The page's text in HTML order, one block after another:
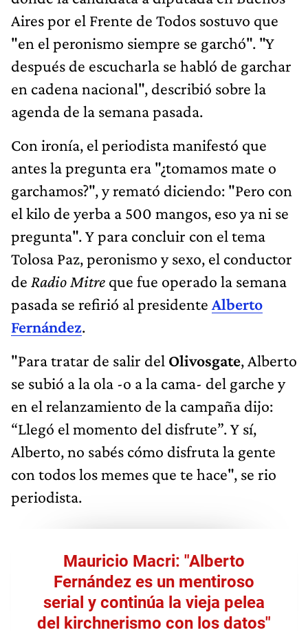
Aires por el Frente de Todos sostuvo que
"en el peronismo siempre se garchó". "Y
después de escucharla se habló de garchar
en cadena nacional", describió sobre la
agenda de la semana pasada.
Con ironía, el periodista manifestó que
antes la pregunta era "¿tomamos mate o
garchamos?", y remató diciendo: "Pero con
el kilo de yerba a 500 mangos, eso ya ni se
pregunta". Y para concluir con el tema
Tolosa Paz, peronismo y sexo, el conductor
de Radio Mitre que fue operado la semana
pasada se refirió al presidente Alberto
Fernández.
"Para tratar de salir del Olivosgate, Alberto
se subió a la ola -o a la cama- del garche y
en el relanzamiento de la campaña dijo:
“Llegó el momento del disfrute”. Y sí,
Alberto, no sabés cómo disfruta la gente
con todos los memes que te hace", se rio
periodista.
Mauricio Macri: "Alberto
Fernández es un mentiroso
serial y continúa la vieja pelea
del kirchnerismo con los datos"